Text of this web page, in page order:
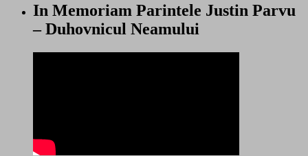
In Memoriam Parintele Justin Parvu
– Duhovnicul Neamului